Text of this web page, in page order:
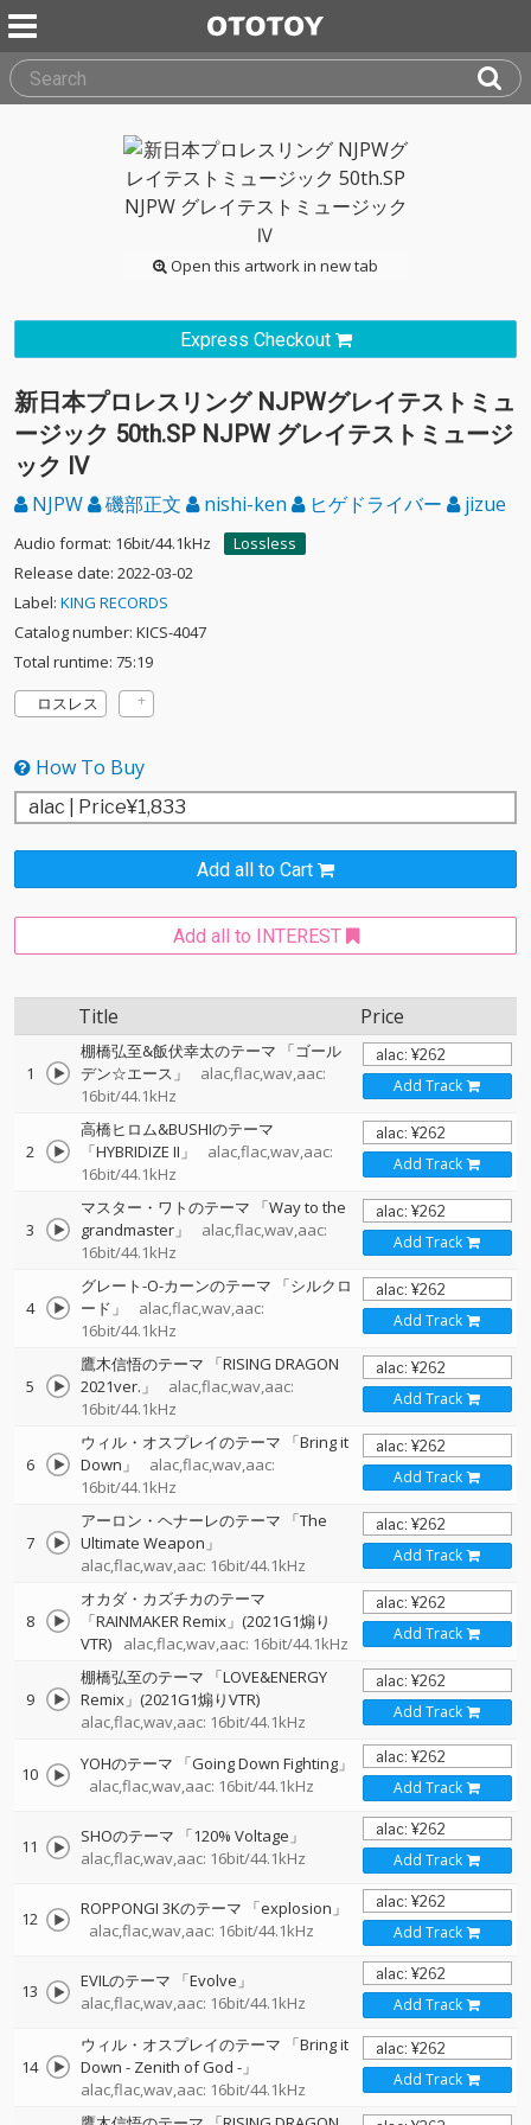
Open this artwork in new tab
Express Checkout
新日本プロレスリング NJPWグレイテストミュ
ージック 50th.SP NJPW グレイテストミュージ
ック Ⅳ
NJPW 磯部正文 nishi-ken ヒゲドライバー jizue
Audio format: 16bit/44.1kHz
Lossless
Release date: 2022-03-02
Label: KING RECORDS
Catalog number: KICS-4047
Total runtime: 75:19
ロスレス
How To Buy
Add all to Cart
Add all to INTEREST
Title Price
1
棚橋弘至&飯伏幸太のテーマ 「ゴール
デン☆エース」
alac,flac,wav,aac:
16bit/44.1kHz
Add Track
2
高橋ヒロム&BUSHIのテーマ
「HYBRIDIZE II」
alac,flac,wav,aac:
16bit/44.1kHz
Add Track
3
マスター・ワトのテーマ 「Way to the
grandmaster」
alac,flac,wav,aac:
16bit/44.1kHz
Add Track
4
グレート-O-カーンのテーマ 「シルクロ
ード」
alac,flac,wav,aac:
16bit/44.1kHz
Add Track
5
鷹木信悟のテーマ 「RISING DRAGON
2021ver.」
alac,flac,wav,aac:
16bit/44.1kHz
Add Track
6
ウィル・オスプレイのテーマ 「Bring it
Down」
alac,flac,wav,aac:
16bit/44.1kHz
Add Track
7
アーロン・ヘナーレのテーマ 「The
Ultimate Weapon」
alac,flac,wav,aac: 16bit/44.1kHz
Add Track
8
オカダ・カズチカのテーマ
「RAINMAKER Remix」(2021G1煽り
VTR)
alac,flac,wav,aac: 16bit/44.1kHz Add Track
9
棚橋弘至のテーマ 「LOVE&ENERGY
Remix」(2021G1煽りVTR)
alac,flac,wav,aac: 16bit/44.1kHz
Add Track
10
YOHのテーマ 「Going Down Fighting」
alac,flac,wav,aac: 16bit/44.1kHz
Add Track
11
SHOのテーマ 「120% Voltage」
alac,flac,wav,aac: 16bit/44.1kHz
Add Track
12
ROPPONGI 3Kのテーマ 「explosion」
alac,flac,wav,aac: 16bit/44.1kHz
Add Track
13
EVILのテーマ 「Evolve」
alac,flac,wav,aac: 16bit/44.1kHz
Add Track
14
ウィル・オスプレイのテーマ 「Bring it
Down - Zenith of God -」
alac,flac,wav,aac: 16bit/44.1kHz
Add Track